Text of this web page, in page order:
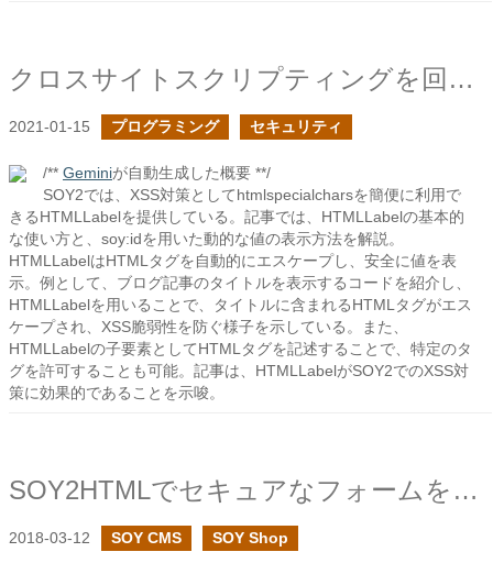
クロスサイトスクリプティングを回避する方法を探る
2021-01-15 プログラミング セキュリティ
/** Geminiが自動生成した概要 **/
SOY2では、XSS対策としてhtmlspecialcharsを簡便に利用で
きるHTMLLabelを提供している。記事では、HTMLLabelの基本的
な使い方と、soy:idを用いた動的な値の表示方法を解説。
HTMLLabelはHTMLタグを自動的にエスケープし、安全に値を表
示。例として、ブログ記事のタイトルを表示するコードを紹介し、
HTMLLabelを用いることで、タイトルに含まれるHTMLタグがエス
ケープされ、XSS脆弱性を防ぐ様子を示している。また、
HTMLLabelの子要素としてHTMLタグを記述することで、特定のタ
グを許可することも可能。記事は、HTMLLabelがSOY2でのXSS対
策に効果的であることを示唆。
SOY2HTMLでセキュアなフォームを設置する - HTMLForm編
2018-03-12 SOY CMS SOY Shop